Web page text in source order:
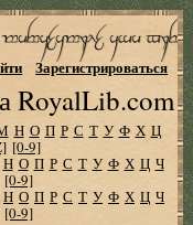
RoyalLib.com
Зарегистрироваться
Н О П Р С Т У Ф Х Ц
[0-9]
Н О П Р С Т У Ф Х Ц Ч
[0-9]
Н О П Р С Т У Ф Х Ц Ч
[0-9]